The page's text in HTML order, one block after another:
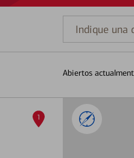
Indique
una
Abiertos
1